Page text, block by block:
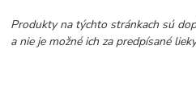
Produkty na týchto stránkach sú
a nie je možné ich za predpísané